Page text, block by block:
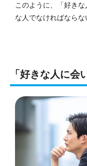
このように、「好き
な人でなければならな
「好きな人に会